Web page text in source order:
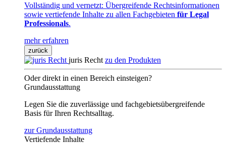
Vollständig und vernetzt: Übergreifende Rechtsinformationen
sowie vertiefende Inhalte zu allen Fachgebieten für Legal
Professionals.
mehr erfahren
zurück
juris Recht zu den Produkten
Oder direkt in einen Bereich einsteigen?
Grundausstattung
Legen Sie die zuverlässige und fachgebietsübergreifende
Basis für Ihren Rechtsalltag.
zur Grundausstattung
Vertiefende Inhalte